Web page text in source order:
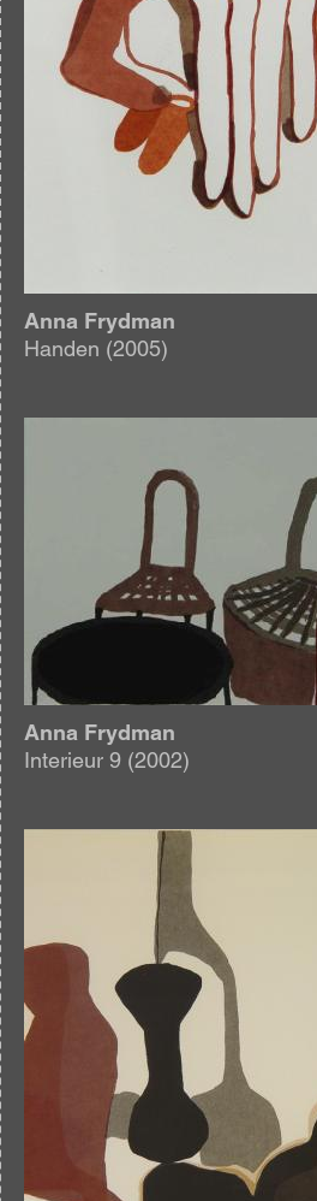
Anna Frydman
Handen (2005)
Anna Frydman
Interieur 9 (2002)